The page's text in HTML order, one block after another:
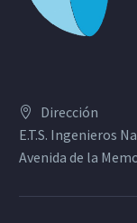
Dirección
E.T.S. Ingenieros
Avenida de la